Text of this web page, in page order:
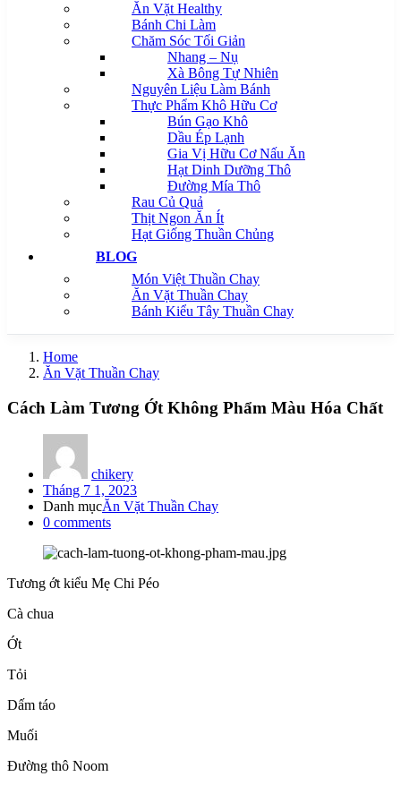
Ăn Vặt Healthy
Bánh Chi Làm
Chăm Sóc Tối Giản
Nhang – Nụ
Xà Bông Tự Nhiên
Nguyên Liệu Làm Bánh
Thực Phẩm Khô Hữu Cơ
Bún Gạo Khô
Dầu Ép Lạnh
Gia Vị Hữu Cơ Nấu Ăn
Hạt Dinh Dưỡng Thô
Đường Mía Thô
Rau Củ Quả
Thịt Ngon Ăn Ít
Hạt Giống Thuần Chủng
BLOG
Món Việt Thuần Chay
Ăn Vặt Thuần Chay
Bánh Kiểu Tây Thuần Chay
Home
Ăn Vặt Thuần Chay
Cách Làm Tương Ớt Không Phẩm Màu Hóa Chất
chikery
Posted
on
Tháng 7 1, 2023
Danh mụcĂn Vặt Thuần Chay
0 comments
Tương ớt kiểu Mẹ Chi Péo
Cà chua
Ớt
Tỏi
Dấm táo
Muối
Đường thô Noom